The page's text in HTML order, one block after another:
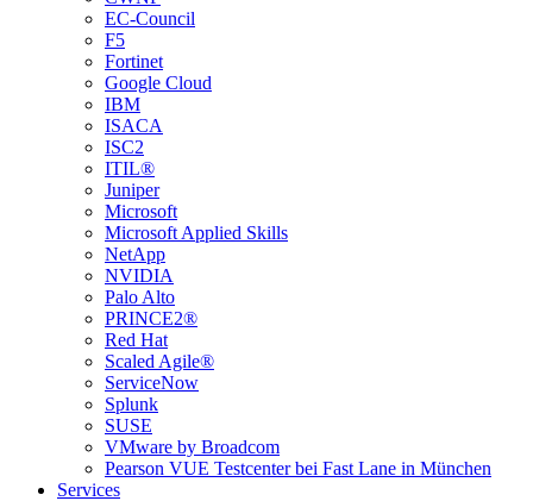
EC-Council
F5
Fortinet
Google Cloud
IBM
ISACA
ISC2
ITIL®
Juniper
Microsoft
Microsoft Applied Skills
NetApp
NVIDIA
Palo Alto
PRINCE2®
Red Hat
Scaled Agile®
ServiceNow
Splunk
SUSE
VMware by Broadcom
Pearson VUE Testcenter bei Fast Lane in München
Services